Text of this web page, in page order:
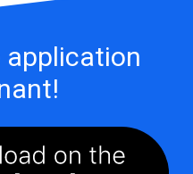
application